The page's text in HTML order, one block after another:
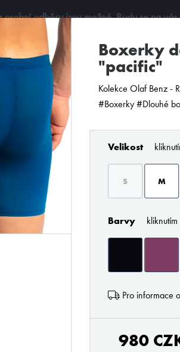
boxerky delší Olaf Benz
"pacific"
Kolekce Olaf Benz -
#Boxerky #Dlouhé
Velikost
S M
Barvy
Pro informace
980
odběry jsou možné. Budu se na vás